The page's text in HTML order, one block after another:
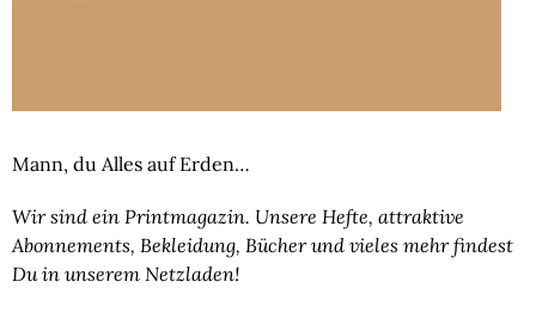
Mann, du Alles auf Erden…
Wir sind ein Printmagazin. Unsere Hefte, attraktive
Abonnements, Bekleidung, Bücher und vieles mehr findest
Du in unserem Netzladen!